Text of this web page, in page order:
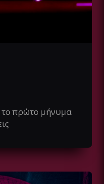
το πρώτο μήνυμα